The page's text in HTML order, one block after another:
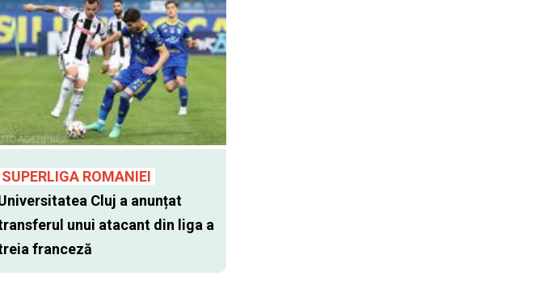
SUPERLIGA ROMANIEI
Cluj a anunțat
unui atacant din liga a
franceză